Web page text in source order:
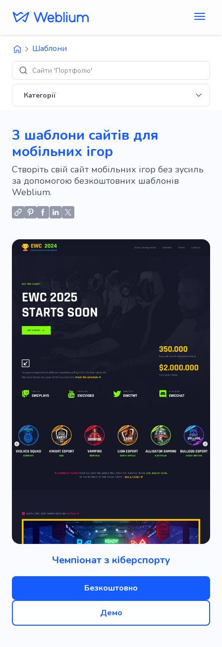
Шаблони
Сайти 'Портфоліо'
Категорії
3 шаблони сайтів для
мобільних ігор
Створіть свій сайт мобільних ігор без зусиль
за допомогою безкоштовних шаблонів
Weblium.
Чемпіонат з кіберспорту
Безкоштовно
Демо